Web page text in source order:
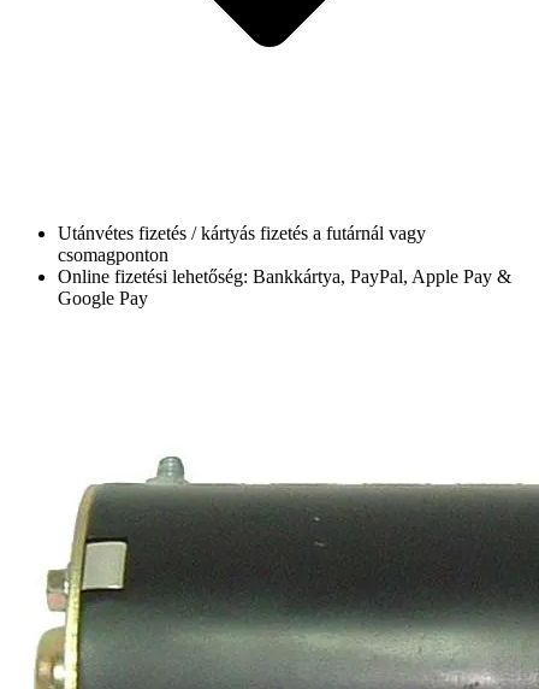
Utánvétes fizetés / kártyás fizetés a futárnál vagy
csomagponton
Online fizetési lehetőség: Bankkártya, PayPal, Apple Pay &
Google Pay